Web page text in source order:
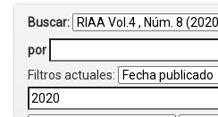
Buscar:
por
Filtros actuales: